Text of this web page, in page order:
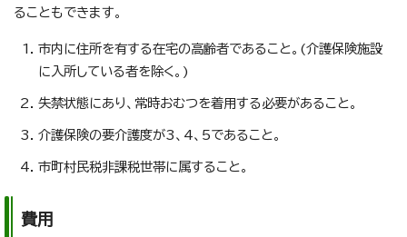
ることもできます。
市内に住所を有する在宅の高齢者であること。(介護保険施設
に入所している者を除く。)
失禁状態にあり、常時おむつを着用する必要があること。
介護保険の要介護度が3、4、5であること。
市町村民税非課税世帯に属すること。
費用